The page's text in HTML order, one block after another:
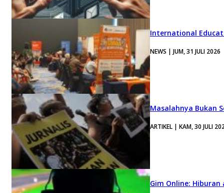
International
NEWS | JUM, 31 JULI 2026
Masalahnya Bukan
ARTIKEL | KAM, 30 JULI
Gim Online: